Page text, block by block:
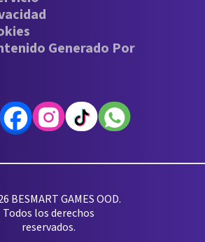
Generado Por
BESMART GAMES OOD.
Todos los derechos
reservados.